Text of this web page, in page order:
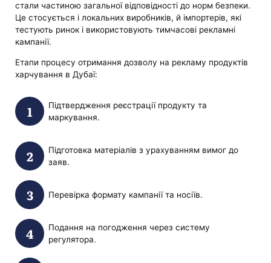
стали частиною загальної відповідності до норм безпеки.
Це стосується і локальних виробників, й імпортерів, які
тестують ринок і використовують тимчасові рекламні
кампанії.
Етапи процесу отримання дозволу на рекламу продуктів
харчування в Дубаї:
Підтвердження реєстрації продукту та
маркування.
Підготовка матеріалів з урахуванням вимог до
заяв.
Перевірка формату кампанії та носіїв.
Подання на погодження через систему
регулятора.